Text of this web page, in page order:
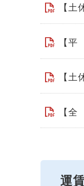
【
【
【
【
運